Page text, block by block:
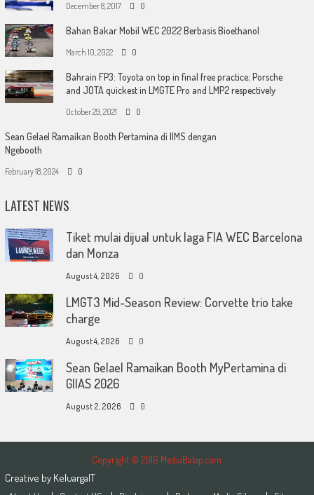
December 8, 2017 0
Bahan Bakar Mobil WEC 2022 Berbasis Bioethanol
March 10, 2022 0
Bahrain FP3: Toyota on top in final free practice; Porsche
and JOTA quickest in LMGTE Pro and LMP2 respectively
October 29, 2021 0
Sean Gelael Ramaikan Booth Pertamina di IIMS dengan
Ngebooth
February 18, 2024 0
LATEST NEWS
Tiket mulai dijual untuk laga FIA WEC Barcelona
dan Monza
August 4, 2026 0
LMGT3 Mid-Season Review: Corvette trio take
charge
August 4, 2026 0
Sean Gelael Ramaikan Booth MyPertamina di
GIIAS 2026
August 2, 2026 0
Copyright © 2016 MediaBalap.com
Creative by KeluargaIT